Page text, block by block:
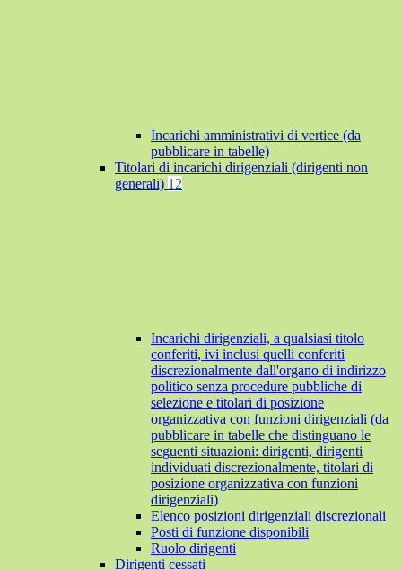
Incarichi amministrativi di vertice (da
pubblicare in tabelle)
Titolari di incarichi dirigenziali (dirigenti non
generali) 12
Incarichi dirigenziali, a qualsiasi titolo
conferiti, ivi inclusi quelli conferiti
discrezionalmente dall'organo di indirizzo
politico senza procedure pubbliche di
selezione e titolari di posizione
organizzativa con funzioni dirigenziali (da
pubblicare in tabelle che distinguano le
seguenti situazioni: dirigenti, dirigenti
individuati discrezionalmente, titolari di
posizione organizzativa con funzioni
dirigenziali)
Elenco posizioni dirigenziali discrezionali
Posti di funzione disponibili
Ruolo dirigenti
Dirigenti cessati